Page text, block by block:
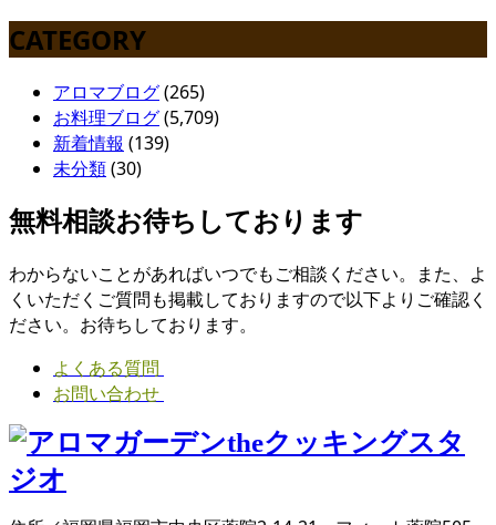
CATEGORY
アロマブログ(265)
お料理ブログ(5,709)
新着情報 (139)
未分類(30)
無料相談お待ちしております
わからないことがあればいつでもご相談ください。また、よ
くいただくご質問も掲載しておりますので以下よりご確認く
ださい。お待ちしております。
よくある質問
お問い合わせ